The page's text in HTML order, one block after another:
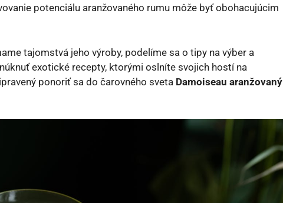
potenciálu aranžovaného rumu môže byť obohacujúcim
tajomstvá jeho výroby, podelíme sa o tipy na výber a
exotické recepty, ktorými oslníte svojich hostí na
ponoriť sa do čarovného sveta Damoiseau aranžovaný